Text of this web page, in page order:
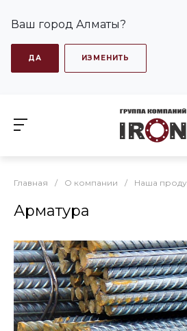
Ваш город Алматы?
ДА ИЗМЕНИТЬ
Главная / О компании / Наша
Арматура